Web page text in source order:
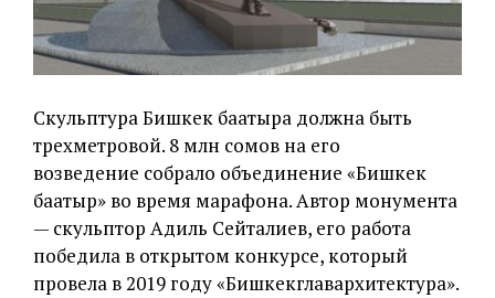
Скульптура Бишкек баатыра должна быть
трехметровой. 8 млн сомов на его
возведение собрало объединение «Бишкек
баатыр» во время марафона. Автор монумента
— скульптор Адиль Сейталиев, его работа
победила в открытом конкурсе, который
провела в 2019 году «Бишкекглавархитектура».